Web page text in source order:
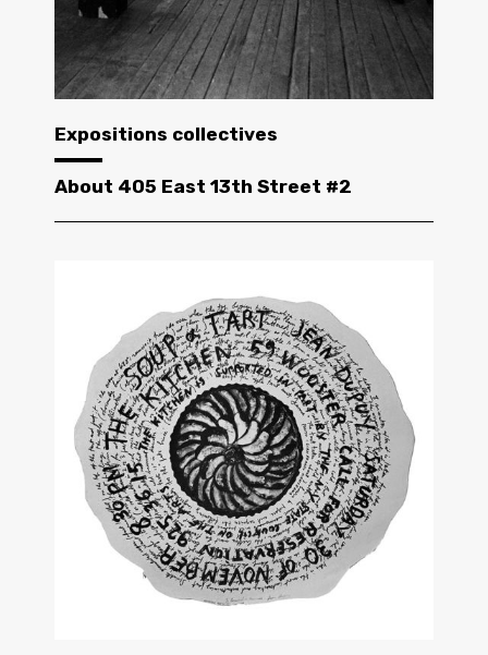
Expositions collectives
About 405 East 13th Street #2